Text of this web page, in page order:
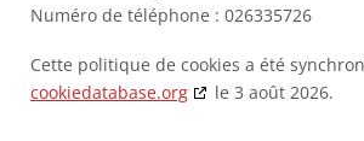
Numéro de téléphone : 026335726
Cette politique de cookies a été
cookiedatabase.org
le 3 août 2026.